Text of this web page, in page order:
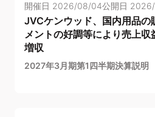
開催日 2026/08/04公開日
JVCケンウッド、国内用品の
メントの好調等により売上
増収
2027年3月期第1四半期決算説明